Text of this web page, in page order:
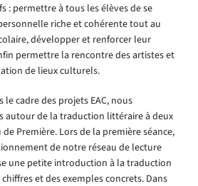
: permettre à tous les élèves de se
riche et cohérente tout au
développer et renforcer leur
permettre la rencontre des artistes et
de lieux culturels.
le cadre des projets EAC, nous
autour de la traduction littéraire à deux
Première. Lors de la première séance,
de notre réseau de lecture
une petite introduction à la traduction
et des exemples concrets. Dans